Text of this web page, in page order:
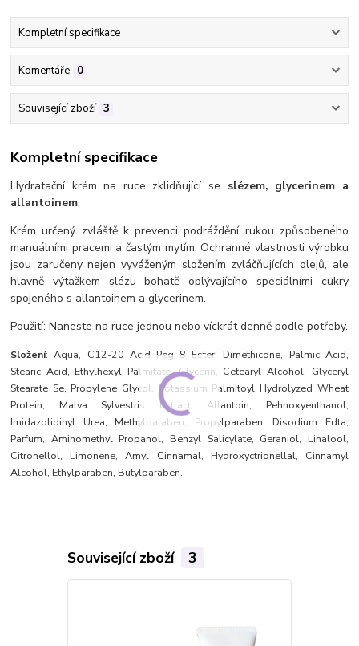
Kompletní specifikace
Komentáře 0
Související zboží 3
Kompletní specifikace
Hydratační krém na ruce zklidňující se slézem, glycerinem a
allantoinem.
Krém určený zvláště k prevenci podráždění rukou způsobeného
manuálními pracemi a častým mytím. Ochranné vlastnosti výrobku
jsou zaručeny nejen vyváženým složením zvláčňujících olejů, ale
hlavně výtažkem slézu bohatě oplývajícího speciálními cukry
spojeného s allantoinem a glycerinem.
Použití: Naneste na ruce jednou nebo víckrát denně podle potřeby.
Složení: Aqua, C12-20 Acid Peg 8 Ester, Dimethicone, Palmic Acid,
Stearic Acid, Ethylhexyl Palmitate, Glycerin, Cetearyl Alcohol, Glyceryl
Stearate Se, Propylene Glycol, Potassium Palmitoyl Hydrolyzed Wheat
Protein, Malva Sylvestris Extract, Allantoin, Pehnoxyenthanol,
Imidazolidinyl Urea, Methylparaben, Propylparaben, Disodium Edta,
Parfum, Aminomethyl Propanol, Benzyl Salicylate, Geraniol, Linalool,
Citronellol, Limonene, Amyl Cinnamal, Hydroxyctrionellal, Cinnamyl
Alcohol, Ethylparaben, Butylparaben.
Související zboží 3